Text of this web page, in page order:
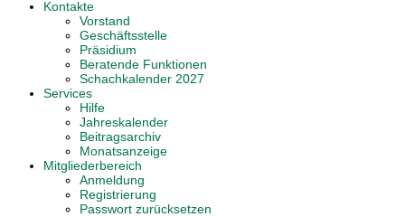
Kontakte
Vorstand
Geschäftsstelle
Präsidium
Beratende Funktionen
Schachkalender 2027
Services
Hilfe
Jahreskalender
Beitragsarchiv
Monatsanzeige
Mitgliederbereich
Anmeldung
Registrierung
Passwort zurücksetzen